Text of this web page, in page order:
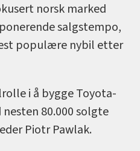
norsk marked
salgstempo,
populære nybil etter
i å bygge Toyota-
80.000 solgte
Piotr Pawlak.